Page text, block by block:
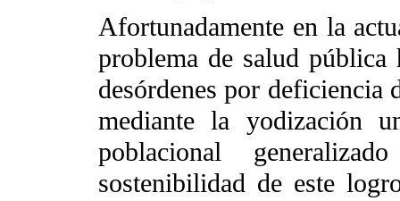
Afortunadamente en la
problema de salud
desórdenes por
mediante la yodización
poblacional
sostenibilidad de este